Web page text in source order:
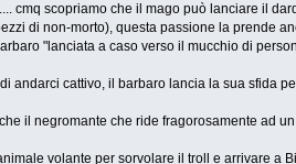
cmq scopriamo che il mago può lanciare il
di non-morto), questa passione la prende
"lanciata a caso verso il mucchio di
andarci cattivo, il barbaro lancia la sua sfida
il negromante che ride fragorosamente ad
volante per sorvolare il troll e arrivare a